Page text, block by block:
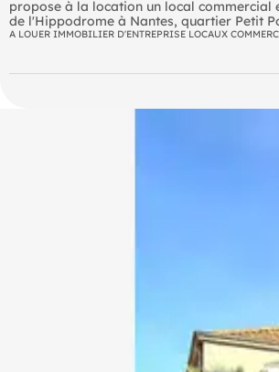
propose à la location un local commercial
de l'Hippodrome à Nantes, quartier Petit
par un sous-sol d'environ 35 m² à usage
un état des risques complet sera remis
et sismicité) seront communiqués en
A LOUER IMMOBILIER D'ENTREPRISE LOCAUX